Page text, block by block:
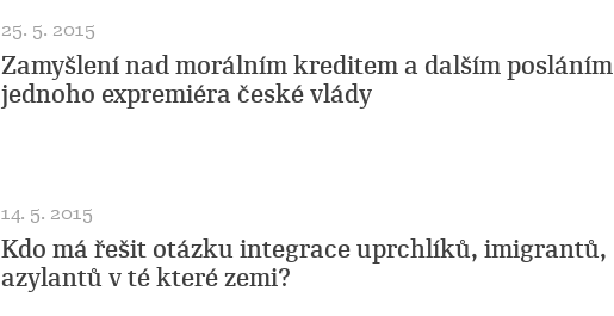
25. 5. 2015
Zamyšlení nad morálním kreditem a dalším posláním
jednoho expremiéra české vlády
14. 5. 2015
Kdo má řešit otázku integrace uprchlíků, imigrantů,
azylantů v té které zemi?